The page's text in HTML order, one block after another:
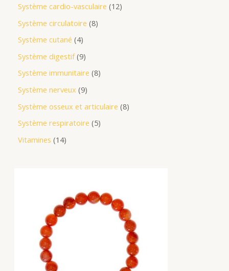
Système cardio-vasculaire 12
Système circulatoire 8
Système cutané 4
Système digestif 9
Système immunitaire 8
Système nerveux 9
Système osseux et articulaire 8
Système respiratoire 5
Vitamines 14